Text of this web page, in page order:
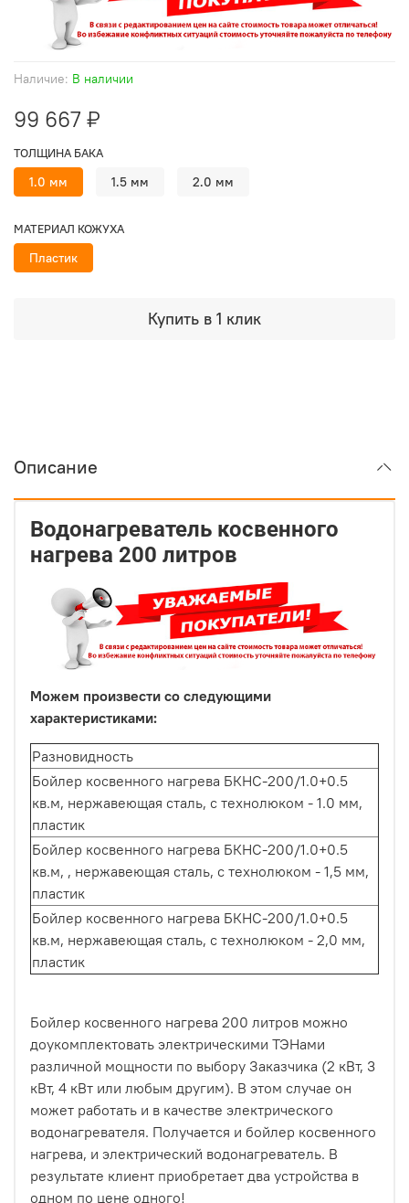
Наличие: В наличии
99 667 ₽
Купить в 1 клик
ТОЛЩИНА БАКА
1.0 мм 1.5 мм 2.0 мм
МАТЕРИАЛ КОЖУХА
Пластик
Описание
Водонагреватель косвенного
нагрева 200 литров
Можем произвести со следующими
характеристиками:
Разновидность
Бойлер косвенного нагрева БКНС-200/1.0+0.5
кв.м, нержавеющая сталь, с технолюком - 1.0 мм,
пластик
Бойлер косвенного нагрева БКНС-200/1.0+0.5
кв.м, , нержавеющая сталь, с технолюком - 1,5 мм,
пластик
Бойлер косвенного нагрева БКНС-200/1.0+0.5
кв.м, нержавеющая сталь, с технолюком - 2,0 мм,
пластик
Бойлер косвенного нагрева 200 литров можно
доукомплектовать электрическими ТЭНами
различной мощности по выбору Заказчика (2 кВт, 3
кВт, 4 кВт или любым другим). В этом случае он
может работать и в качестве электрического
водонагревателя. Получается и бойлер косвенного
нагрева, и электрический водонагреватель. В
результате клиент приобретает два устройства в
одном по цене одного!